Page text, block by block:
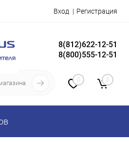
Вход Регистрация
8(812)622-12-51
8(800)555-12-51
0 0